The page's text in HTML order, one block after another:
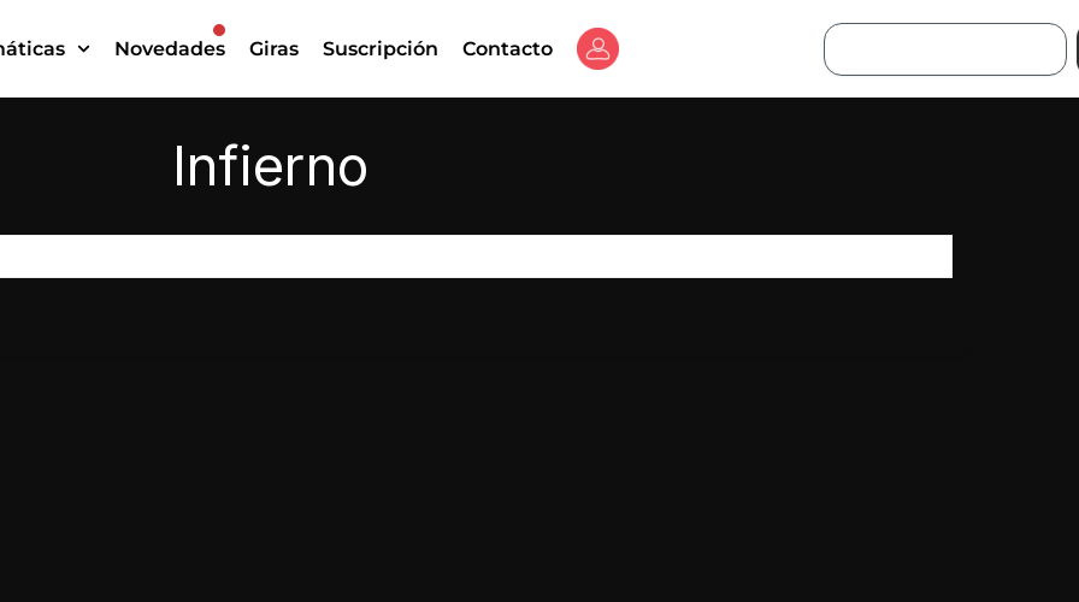
Novedades Giras Suscripción Contacto
Buscar
Infierno